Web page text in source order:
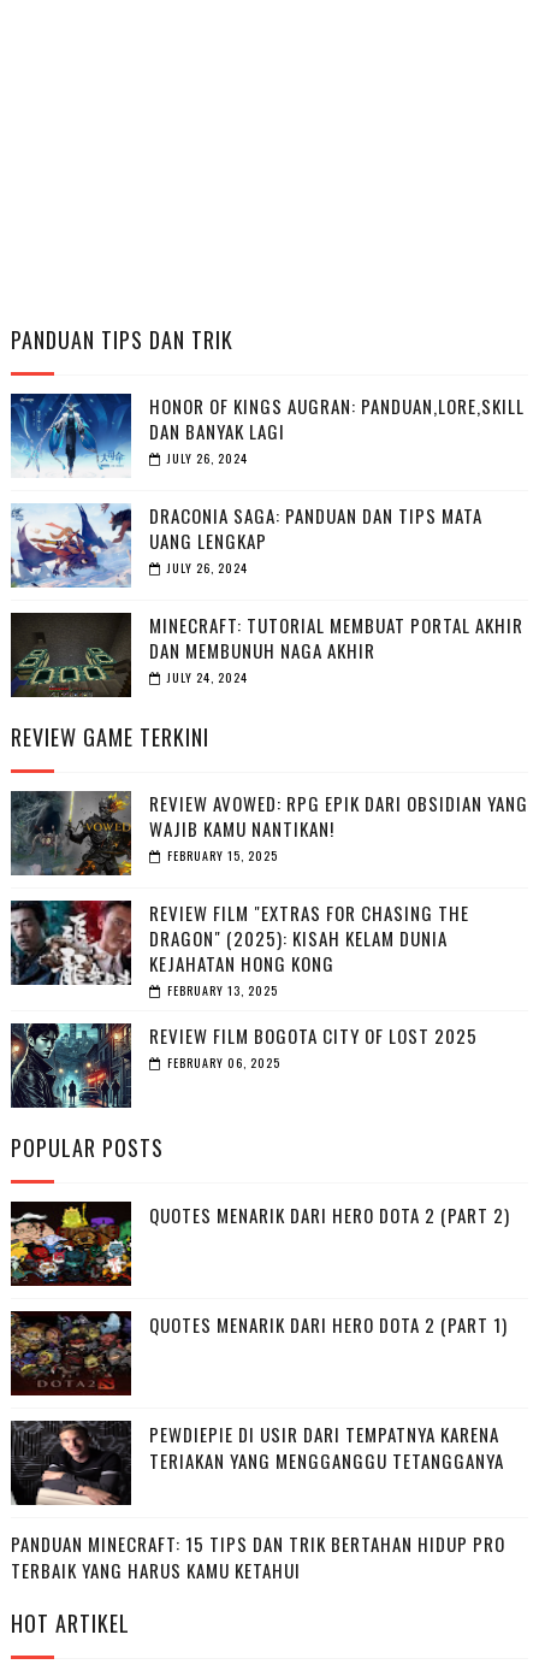
PANDUAN TIPS DAN TRIK
HONOR OF KINGS AUGRAN: PANDUAN,LORE,SKILL
DAN BANYAK LAGI
JULY 26, 2024
DRACONIA SAGA: PANDUAN DAN TIPS MATA
UANG LENGKAP
JULY 26, 2024
MINECRAFT: TUTORIAL MEMBUAT PORTAL AKHIR
DAN MEMBUNUH NAGA AKHIR
JULY 24, 2024
REVIEW GAME TERKINI
REVIEW AVOWED: RPG EPIK DARI OBSIDIAN YANG
WAJIB KAMU NANTIKAN!
FEBRUARY 15, 2025
REVIEW FILM "EXTRAS FOR CHASING THE
DRAGON" (2025): KISAH KELAM DUNIA
KEJAHATAN HONG KONG
FEBRUARY 13, 2025
REVIEW FILM BOGOTA CITY OF LOST 2025
FEBRUARY 06, 2025
POPULAR POSTS
QUOTES MENARIK DARI HERO DOTA 2 (PART 2)
QUOTES MENARIK DARI HERO DOTA 2 (PART 1)
PEWDIEPIE DI USIR DARI TEMPATNYA KARENA
TERIAKAN YANG MENGGANGGU TETANGGANYA
PANDUAN MINECRAFT: 15 TIPS DAN TRIK BERTAHAN HIDUP PRO
TERBAIK YANG HARUS KAMU KETAHUI
HOT ARTIKEL